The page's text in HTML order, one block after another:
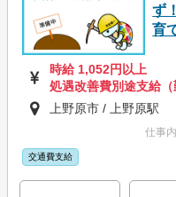
ず
育
時給 1,052円以上
処遇改善費別途支給（
上野原市 / 上野原駅
仕事
交通費支給